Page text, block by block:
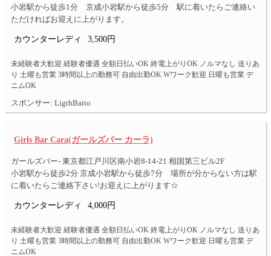
小岩駅から徒歩1分 京成小岩駅から徒歩5分 駅に着いたらご連絡い
ただければお迎えに上がります。
カウンターレディ 3,500円
未経験者大歓迎 経験者優遇 全額日払いOK 終電上がりOK ノルマなし 送りあ
り 土曜も営業 3時間以上の勤務可 自由出勤OK Wワーク歓迎 日曜も営業 デ
ニムOK
スポンサー: LigthBaito
Girls Bar Cara(ガールズバー カーラ)
ガールズバー- 東京都江戸川区南小岩8-14-21 相国第三ビル2F
小岩駅から徒歩2分 京成小岩駅から徒歩7分 場所が分からない方は駅
に着いたらご連絡下さい!お迎えに上がります☆
カウンターレディ 4,000円
未経験者大歓迎 経験者優遇 全額日払いOK 終電上がりOK ノルマなし 送りあ
り 土曜も営業 3時間以上の勤務可 自由出勤OK Wワーク歓迎 日曜も営業 デ
ニムOK